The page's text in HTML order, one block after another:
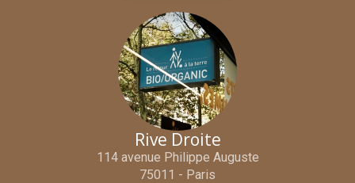
Rive Droite
114 avenue Philippe Auguste
75011 - Paris